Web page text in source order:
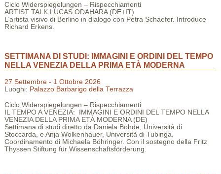
Ciclo Widerspiegelungen – Rispecchiamenti
ARTIST TALK LUCAS ODAHARA (DE+IT)
L’artista visivo di Berlino in dialogo con Petra Schaefer. Introduce
Richard Erkens.
SETTIMANA DI STUDI: IMMAGINI E ORDINI DEL TEMPO
NELLA VENEZIA DELLA PRIMA ETÀ MODERNA
27 Settembre - 1 Ottobre 2026
Luoghi: Palazzo Barbarigo della Terrazza
Ciclo Widerspiegelungen – Rispecchiamenti
IL TEMPO A VENEZIA: IMMAGINI E ORDINI DEL TEMPO NELLA
VENEZIA DELLA PRIMA ETÀ MODERNA (DE)
Settimana di studi diretto da Daniela Bohde, Università di
Stoccarda, e Anja Wolkenhauer, Università di Tubinga.
Coordinamento di Michaela Böhringer. Con il sostegno della Fritz
Thyssen Stiftung für Wissenschaftsförderung.